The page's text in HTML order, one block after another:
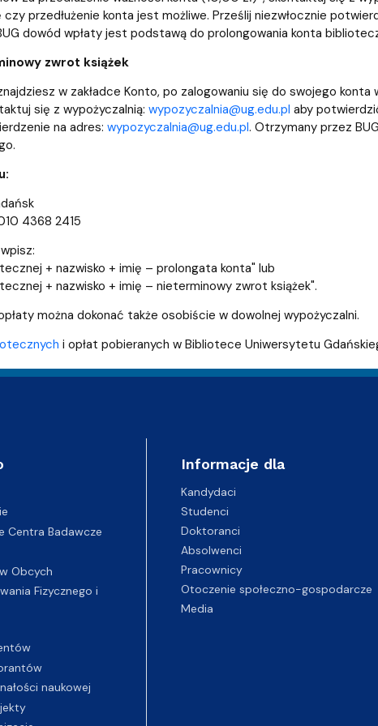
przedłużenie konta jest możliwe. Prześlij niezwłocznie
dowód wpłaty jest podstawą do prolongowania konta
zwrot książek
w zakładce Konto, po zalogowaniu się do swojego
się z wypożyczalnią: wypozyczalnia@ug.edu.pl aby
na adres: wypozyczalnia@ug.edu.pl. Otrzymany przez
4368 2415
+ nazwisko + imię – prolongata konta" lub
+ nazwisko + imię – nieterminowy zwrot książek".
można dokonać także osobiście w dowolnej wypożyczalni.
i opłat pobieranych w Bibliotece Uniwersytetu
Centra Badawcze
Obcych
Fizycznego i
naukowej
Informacje dla
Kandydaci
Studenci
Doktoranci
Absolwenci
Pracownicy
Otoczenie społeczno-gospodarcze
Media